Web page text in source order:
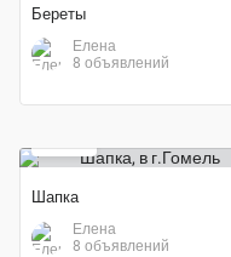
Береты
Елена
8 объявлений
Экономия 29%
Шапка
Елена
8 объявлений